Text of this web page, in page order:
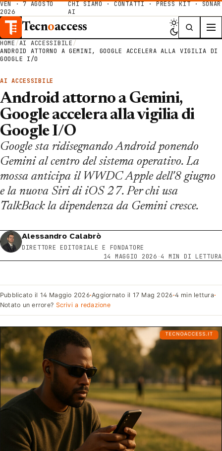
VEN · 7 AGOSTO
2026
CHI SIAMO ·CONTATTI ·PRESS KIT ·SONAR
AI
Tecnoaccess
HOME/AI ACCESSIBILE/
ANDROID ATTORNO A GEMINI, GOOGLE ACCELERA ALLA VIGILIA DI
GOOGLE I/O
AI ACCESSIBILE
Android attorno a Gemini,
Google accelera alla vigilia di
Google I/O
Google sta ridisegnando Android ponendo
Gemini al centro del sistema operativo. La
mossa anticipa il WWDC Apple dell'8 giugno
e la nuova Siri di iOS 27. Per chi usa
TalkBack la dipendenza da Gemini cresce.
Alessandro Calabrò
DIRETTORE EDITORIALE E FONDATORE
14 MAGGIO 2026 ·4 MIN DI LETTURA
Pubblicato il 14 Maggio 2026·Aggiornato il 17 Mag 2026·4 min lettura·
Notato un errore? Scrivi a redazione